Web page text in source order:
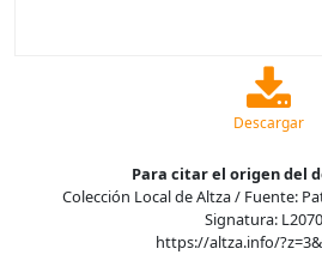
Descargar
Para citar el origen del
Colección Local de Altza / Fuente:
Signatura:
https://altza.info/